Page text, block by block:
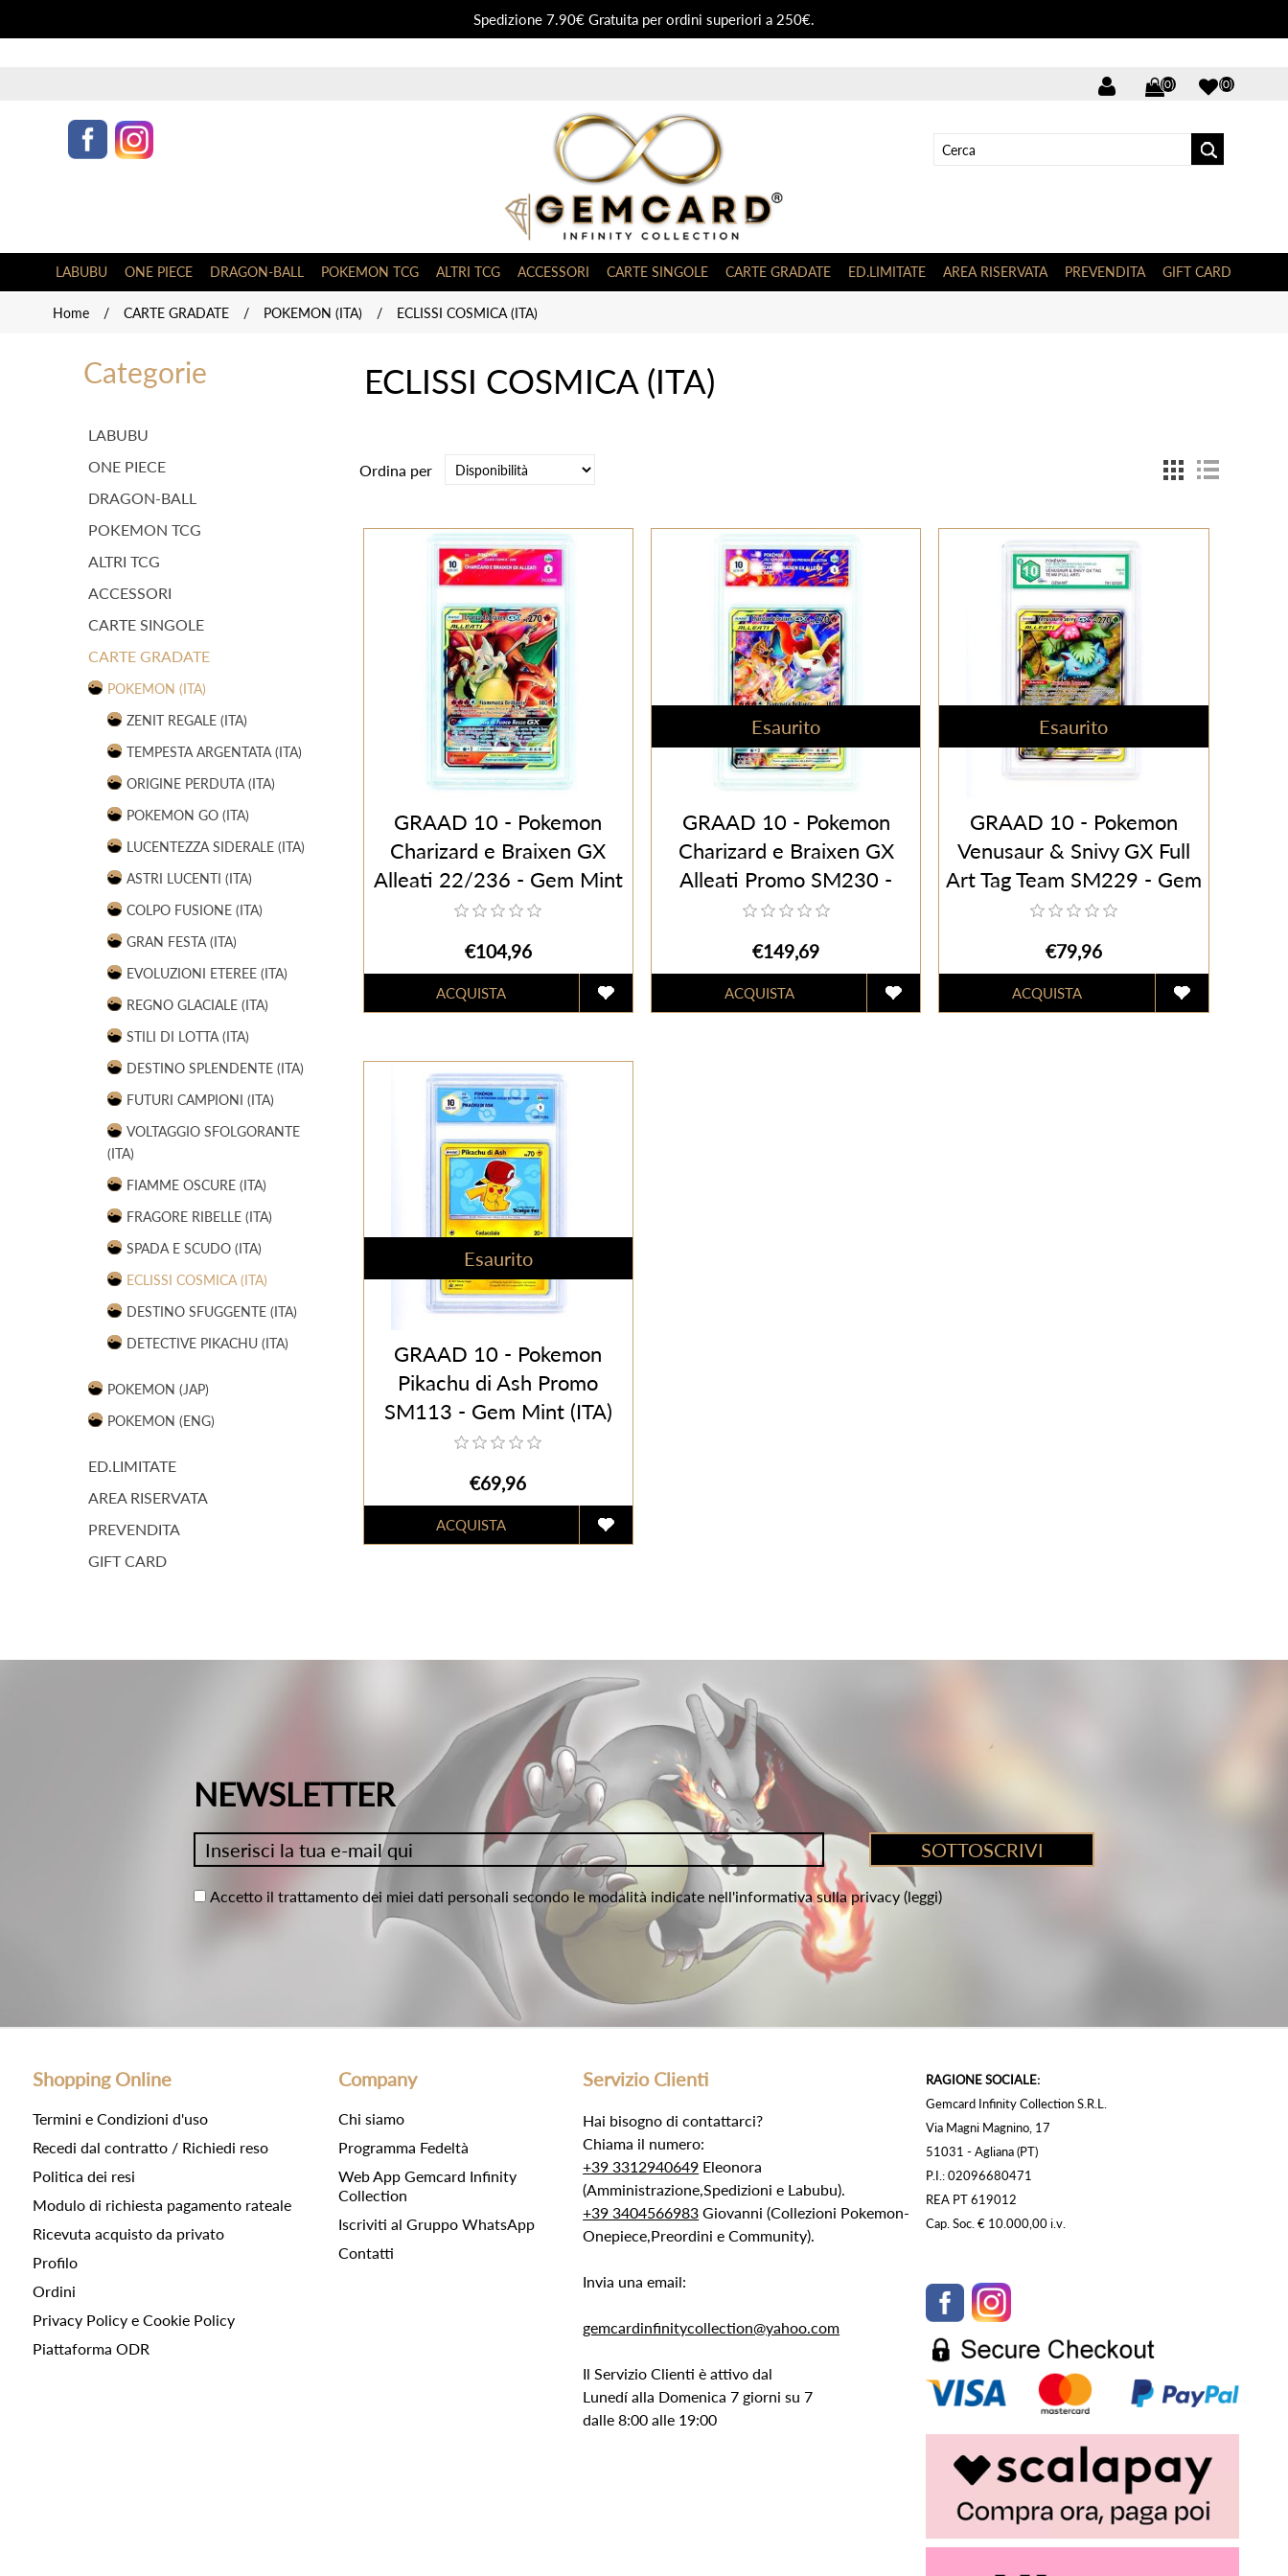
Spedizione 7.90€ Gratuita per ordini superiori a 250€.
(0) (0)
LABUBU ONE PIECE DRAGON-BALL POKEMON TCG ALTRI TCG ACCESSORI CARTE SINGOLE CARTE GRADATE ED.LIMITATE AREA RISERVATA PREVENDITA GIFT CARD
Home / CARTE GRADATE / POKEMON (ITA) / ECLISSI COSMICA (ITA)
Categorie
LABUBU
ONE PIECE
DRAGON-BALL
POKEMON TCG
ALTRI TCG
ACCESSORI
CARTE SINGOLE
CARTE GRADATE
POKEMON (ITA)
ZENIT REGALE (ITA)
TEMPESTA ARGENTATA (ITA)
ORIGINE PERDUTA (ITA)
POKEMON GO (ITA)
LUCENTEZZA SIDERALE (ITA)
ASTRI LUCENTI (ITA)
COLPO FUSIONE (ITA)
GRAN FESTA (ITA)
EVOLUZIONI ETEREE (ITA)
REGNO GLACIALE (ITA)
STILI DI LOTTA (ITA)
DESTINO SPLENDENTE (ITA)
FUTURI CAMPIONI (ITA)
VOLTAGGIO SFOLGORANTE
(ITA)
FIAMME OSCURE (ITA)
FRAGORE RIBELLE (ITA)
SPADA E SCUDO (ITA)
ECLISSI COSMICA (ITA)
DESTINO SFUGGENTE (ITA)
DETECTIVE PIKACHU (ITA)
POKEMON (JAP)
POKEMON (ENG)
ED.LIMITATE
AREA RISERVATA
PREVENDITA
GIFT CARD
ECLISSI COSMICA (ITA)
Ordina per
GRAAD 10 - Pokemon
Charizard e Braixen GX
Alleati 22/236 - Gem Mint
(ITA)
€104,96
Esaurito
GRAAD 10 - Pokemon
Charizard e Braixen GX
Alleati Promo SM230 -
Gem Mint (ITA)
€149,69
Esaurito
GRAAD 10 - Pokemon
Venusaur & Snivy GX Full
Art Tag Team SM229 - Gem
Mint (ITA)
€79,96
Esaurito
GRAAD 10 - Pokemon
Pikachu di Ash Promo
SM113 - Gem Mint (ITA)
€69,96
NEWSLETTER
Accetto il trattamento dei miei dati personali secondo le modalità indicate nell'informativa sulla privacy (leggi)
Shopping Online
Termini e Condizioni d'uso
Recedi dal contratto / Richiedi reso
Politica dei resi
Modulo di richiesta pagamento rateale
Ricevuta acquisto da privato
Profilo
Ordini
Privacy Policy e Cookie Policy
Piattaforma ODR
Company
Chi siamo
Programma Fedeltà
Web App Gemcard Infinity
Collection
Iscriviti al Gruppo WhatsApp
Contatti
Servizio Clienti
Hai bisogno di contattarci?
Chiama il numero:
+39 3312940649 Eleonora
(Amministrazione,Spedizioni e Labubu).
+39 3404566983 Giovanni (Collezioni Pokemon-
Onepiece,Preordini e Community).
Invia una email:
gemcardinfinitycollection@yahoo.com
Il Servizio Clienti è attivo dal
Lunedí alla Domenica 7 giorni su 7
dalle 8:00 alle 19:00
RAGIONE SOCIALE:
Gemcard Infinity Collection S.R.L.
Via Magni Magnino, 17
51031 - Agliana (PT)
P.I.: 02096680471
REA PT 619012
Cap. Soc. € 10.000,00 i.v.